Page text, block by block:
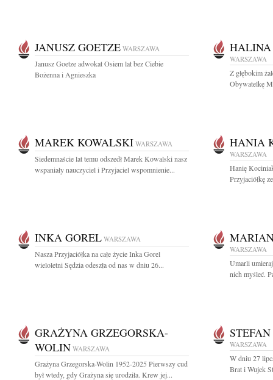
JANUSZ GOETZE WARSZAWA
Janusz Goetze adwokat Osiem lat bez Ciebie
Bożenna i Agnieszka
HALINA
WARSZAWA
Z głębokim
Obywatelkę
MAREK KOWALSKI WARSZAWA
Siedemnaście lat temu odszedł Marek Kowalski nasz
wspaniały nauczyciel i Przyjaciel wspomnienie...
HANIA
WARSZAWA
Hanię
Przyjaciółkę
INKA GOREL WARSZAWA
Nasza Przyjaciółka na całe życie Inka Gorel
wieloletni Sędzia odeszła od nas w dniu 26...
WARSZAWA
Umarli
nich myśleć.
GRAŻYNA GRZEGORSKA-
WOLIN WARSZAWA
Grażyna Grzegorska-Wolin 1952-2025 Pierwszy cud
był wtedy, gdy Grażyna się urodziła. Krew jej...
WARSZAWA
W dniu 27
Brat i Wujek